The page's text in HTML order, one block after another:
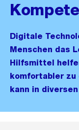
Digitale
Menschen das
Hilfsmittel
komfortabler zu
kann in